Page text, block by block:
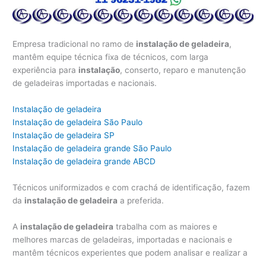
Empresa tradicional no ramo de instalação de geladeira,
mantêm equipe técnica fixa de técnicos, com larga
experiência para instalação, conserto, reparo e manutenção
de geladeiras importadas e nacionais.
Instalação de geladeira
Instalação de geladeira São Paulo
Instalação de geladeira SP
Instalação de geladeira grande São Paulo
Instalação de geladeira grande ABCD
Técnicos uniformizados e com crachá de identificação, fazem
da instalação de geladeira a preferida.
A instalação de geladeira trabalha com as maiores e
melhores marcas de geladeiras, importadas e nacionais e
mantêm técnicos experientes que podem analisar e realizar a